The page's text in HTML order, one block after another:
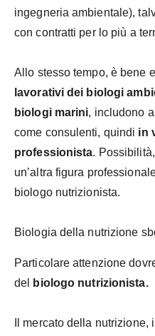
ingegneria ambientale),
con contratti per lo più a
Allo stesso tempo, è bene
lavorativi dei biologi
biologi marini, includono
come consulenti, quindi in
professionista.
un’altra figura
biologo nutrizionista.
Biologia della nutrizione
Particolare attenzione
del
biologo nutrizionista.
Il mercato della